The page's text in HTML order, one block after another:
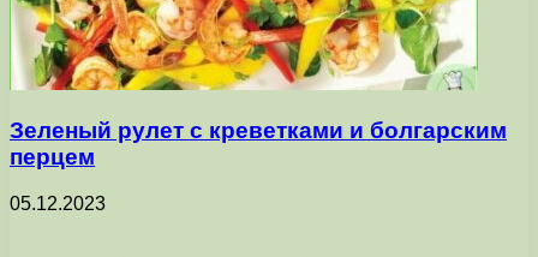
Зеленый рулет с креветками и болгарским
перцем
05.12.2023